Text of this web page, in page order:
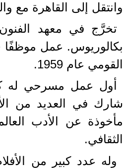
وانتقل إلى القاهرة مع
بكالوريوس. عمل موظفًا
القومي عام 1959.
أول عمل مسرحي له
شارك في العديد من
مأخوذة عن الأدب
الثقافي.
وله عدد كبير من